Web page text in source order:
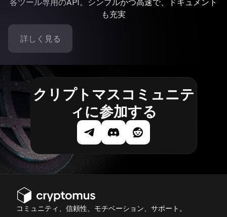
各ツール専用のAPI。シンプルかつ高速で、ドキュメント
も充実
詳しく見る
クリプトマスコミュニテ
ィに参加する
コミュニティ、信頼性、モチベーション、サポート。